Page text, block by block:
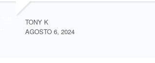
TONY K
AGOSTO 6, 2024